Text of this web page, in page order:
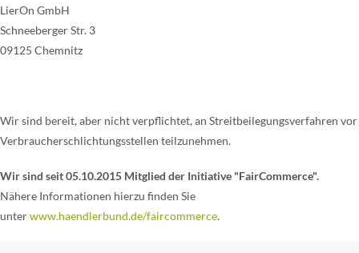
LierOn GmbH
Schneeberger Str. 3
09125 Chemnitz
Wir sind bereit, aber nicht verpflichtet, an Streitbeilegungsverfahren vor
Verbraucherschlichtungsstellen teilzunehmen.
Wir sind seit05.10.2015 Mitglied der Initiative "FairCommerce".
Nähere Informationen hierzu finden Sie
unterwww.haendlerbund.de/faircommerce.